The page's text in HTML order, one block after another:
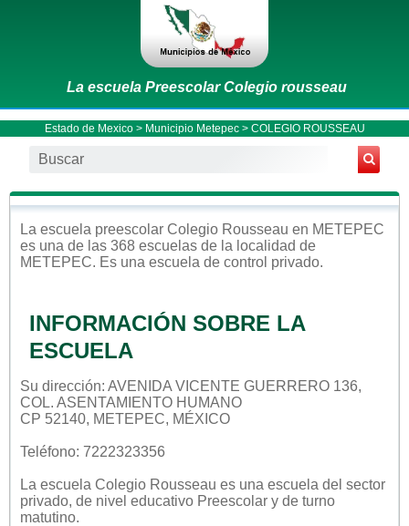
La escuela Preescolar Colegio rousseau
Estado de Mexico> Municipio Metepec> COLEGIO ROUSSEAU
La escuela preescolar Colegio Rousseau en METEPEC
es una de las 368 escuelas de la localidad de
METEPEC. Es una escuela de control privado.
INFORMACIÓN SOBRE LA
ESCUELA
Su dirección: AVENIDA VICENTE GUERRERO 136,
COL. ASENTAMIENTO HUMANO
CP 52140, METEPEC, MÉXICO
Teléfono: 7222323356
La escuela Colegio Rousseau es una escuela del sector
privado, de nivel educativo Preescolar y de turno
matutino.